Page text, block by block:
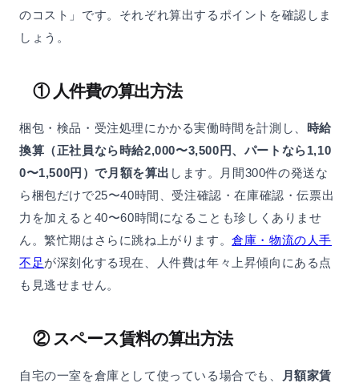
のコスト」です。それぞれ算出するポイントを確認しま
しょう。
① 人件費の算出方法
梱包・検品・受注処理にかかる実働時間を計測し、 時給
換算（正社員なら時給2,000〜3,500円、パートなら1,10
0〜1,500円）で月額を算出 します。月間300件の発送な
ら梱包だけで25〜40時間、受注確認・在庫確認・伝票出
力を加えると40〜60時間になることも珍しくありませ
ん。繁忙期はさらに跳ね上がります。倉庫・物流の人手
不足が深刻化する現在、人件費は年々上昇傾向にある点
も見逃せません。
② スペース賃料の算出方法
自宅の一室を倉庫として使っている場合でも、
月額家賃